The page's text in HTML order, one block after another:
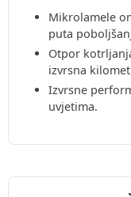
Mikrolamele
puta
Otpor
izvrsna
Izvrsne
uvjetima.